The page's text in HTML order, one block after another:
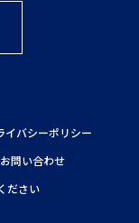
イバシーポリシー
お問い合わせ
ださい